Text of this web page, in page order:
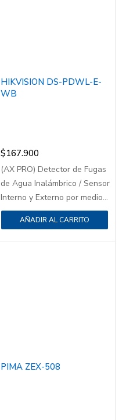
HIKVISION DS-PDWL-E-
WB
$167.900
(AX PRO) Detector de Fugas
de Agua Inalámbrico / Sensor
Interno y Externo por medio...
AÑADIR AL CARRITO
PIMA ZEX-508